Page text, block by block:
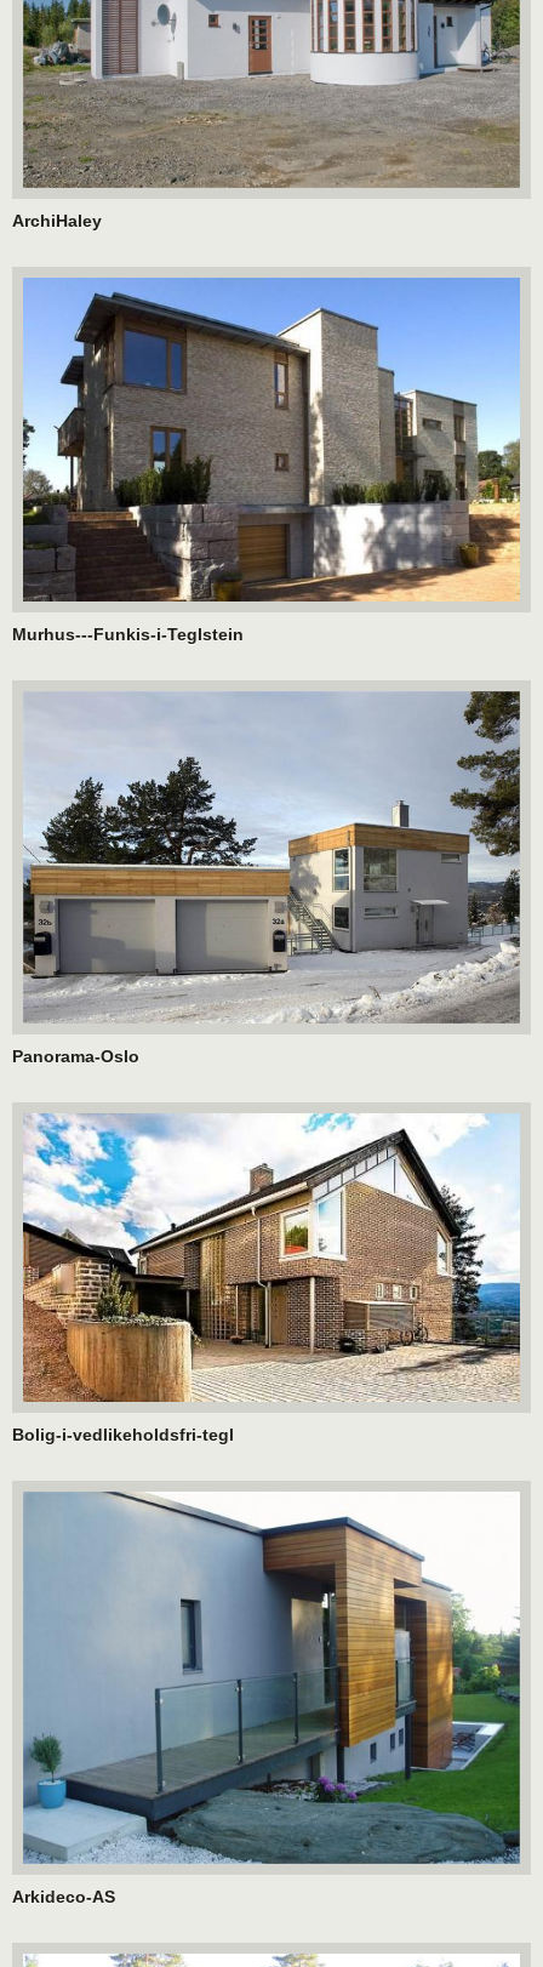
ArchiHaley
Murhus---Funkis-i-Teglstein
Panorama-Oslo
Bolig-i-vedlikeholdsfri-tegl
Arkideco-AS